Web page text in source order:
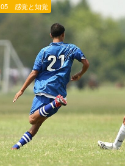
05 感覚と知覚